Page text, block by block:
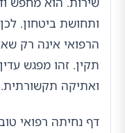
ותחושת ביטחון. לכן
הרפואי אינה רק
תקין. זהו מפגש
ואתיקה תקשורתית.
דף נחיתה רפואי